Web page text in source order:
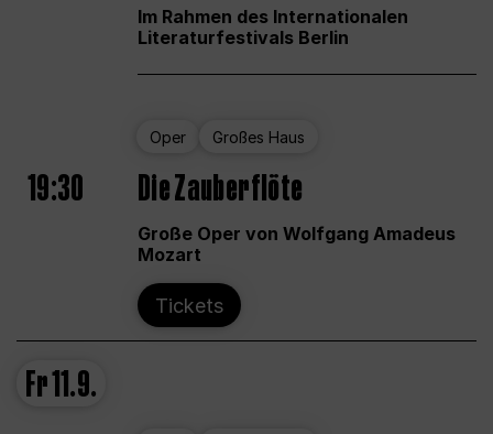
Im Rahmen des Internationalen
Literaturfestivals Berlin
Oper Großes Haus
19:30 Die Zauberflöte
Große Oper von Wolfgang Amadeus
Mozart
Tickets
Fr11.9.